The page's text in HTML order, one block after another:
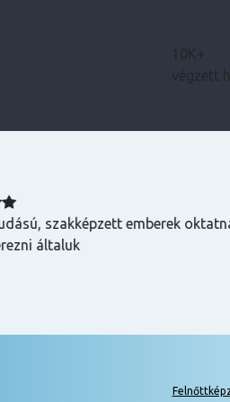
10K+
végzett
szakképzett emberek
általuk